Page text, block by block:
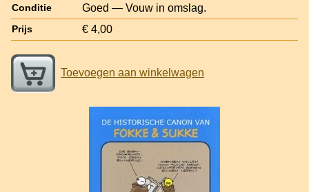
Conditie Goed — Vouw in omslag.
Prijs € 4,00
Toevoegen aan winkelwagen